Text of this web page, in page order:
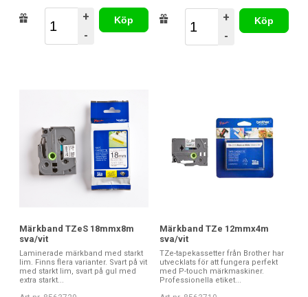
+
-
Köp
+
-
Köp
Märkband TZeS 18mmx8m
sva/vit
Laminerade märkband med starkt
lim. Finns flera varianter. Svart på vit
med starkt lim, svart på gul med
extra starkt...
Märkband TZe 12mmx4m
sva/vit
TZe-tapekassetter från Brother har
utvecklats för att fungera perfekt
med P-touch märkmaskiner.
Professionella etiket...